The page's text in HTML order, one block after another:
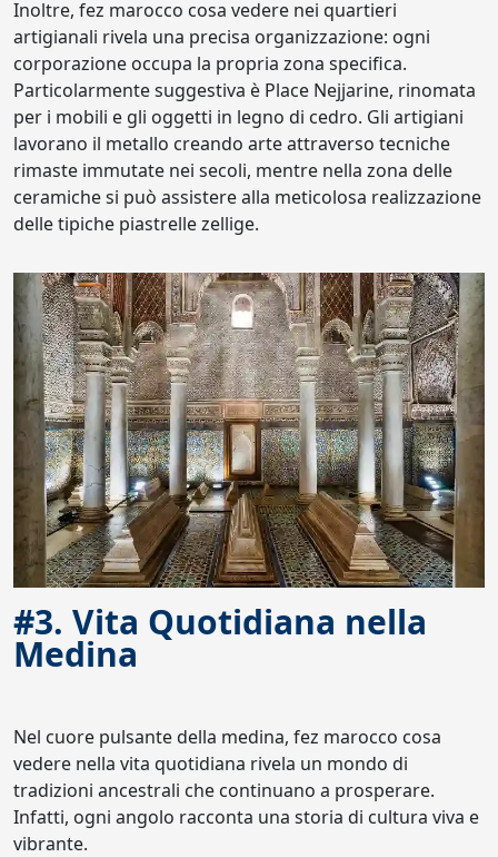
Inoltre, fez marocco cosa vedere nei quartieri
artigianali rivela una precisa organizzazione: ogni
corporazione occupa la propria zona specifica.
Particolarmente suggestiva è Place Nejjarine, rinomata
per i mobili e gli oggetti in legno di cedro. Gli artigiani
lavorano il metallo creando arte attraverso tecniche
rimaste immutate nei secoli, mentre nella zona delle
ceramiche si può assistere alla meticolosa realizzazione
delle tipiche piastrelle zellige.
#3. Vita Quotidiana nella
Medina
Nel cuore pulsante della medina, fez marocco cosa
vedere nella vita quotidiana rivela un mondo di
tradizioni ancestrali che continuano a prosperare.
Infatti, ogni angolo racconta una storia di cultura viva e
vibrante.